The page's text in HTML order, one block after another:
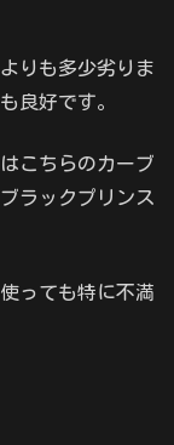
りも多少劣りま
良好です。
こちらのカーブ
ラックプリンス
っても特に不満